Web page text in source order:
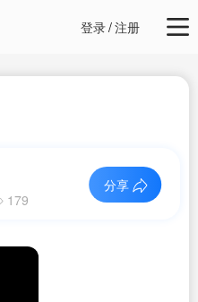
登录/注册
179
分享